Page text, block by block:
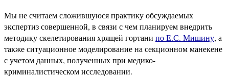
Мы не считаем сложившуюся практику обсуждаемых
экспертиз совершенной, в связи с чем планируем внедрить
методику скелетирования хрящей гортани по Е.С. Мишину, а
также ситуационное моделирование на секционном манекене
с учетом данных, полученных при медико-
криминалистическом исследовании.